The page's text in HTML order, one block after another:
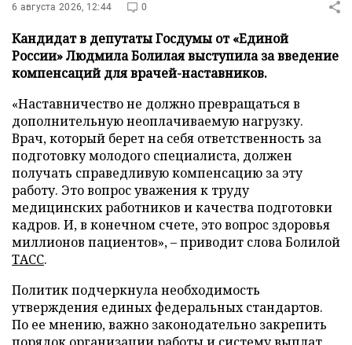
6 августа 2026, 12:44 0
Кандидат в депутаты Госдумы от «Единой
России» Людмила Болилая выступила за введение
компенсаций для врачей-наставников.
«Наставничество не должно превращаться в
дополнительную неоплачиваемую нагрузку.
Врач, который берет на себя ответственность за
подготовку молодого специалиста, должен
получать справедливую компенсацию за эту
работу. Это вопрос уважения к труду
медицинских работников и качества подготовки
кадров. И, в конечном счете, это вопрос здоровья
миллионов пациентов», – приводит слова Болилой
ТАСС.
Политик подчеркнула необходимость
утверждения единых федеральных стандартов.
По ее мнению, важно законодательно закрепить